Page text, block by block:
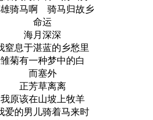
骑马啊 骑马归故乡
命运
海月深深
窒息于湛蓝的乡愁里
雏菊有一种梦中的白
而塞外
正芳草离离
我原该在山坡上牧羊
爱的男儿骑着马来时